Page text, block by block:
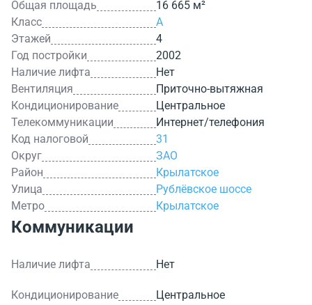
Общая площадь
16 665 м²
Класс
A
Этажей
4
Год постройки
2002
Наличие лифта
Нет
Вентиляция
Приточно-вытяжная
Кондиционирование
Центральное
Телекоммуникации
Интернет/телефония
Код налоговой
31
Округ
ЗАО
Район
Крылатское
Улица
Рублёвское шоссе
Метро
Крылатское
Коммуникации
Наличие лифта Нет
Кондиционирование Центральное